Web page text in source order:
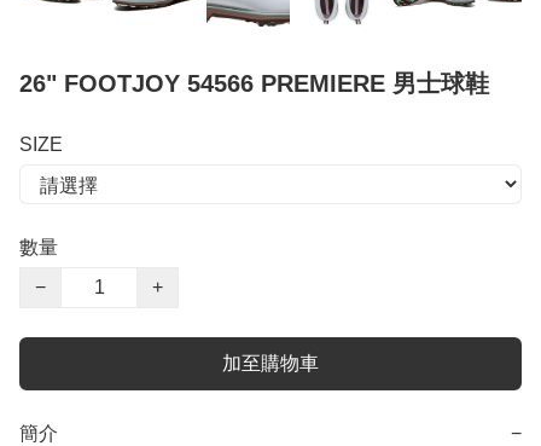
26" FOOTJOY 54566 PREMIERE 男士球鞋
SIZE
數量
−
+
加至購物車
簡介 −